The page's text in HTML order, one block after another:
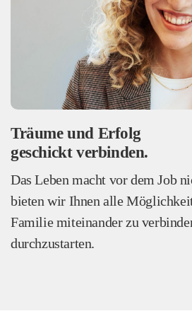
Träume und Erfolg
geschickt verbinden.
Das Leben macht vor dem Job
bieten wir Ihnen alle
Familie miteinander zu
durchzustarten.